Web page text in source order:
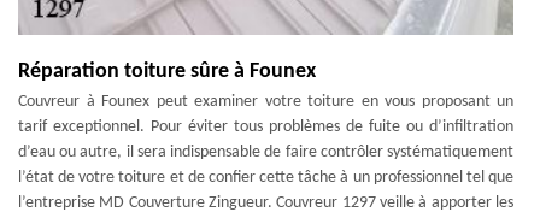
Réparation toiture sûre à Founex
Couvreur à Founex peut examiner votre toiture en vous proposant un
tarif exceptionnel. Pour éviter tous problèmes de fuite ou d’infiltration
d’eau ou autre, il sera indispensable de faire contrôler systématiquement
l’état de votre toiture et de confier cette tâche à un professionnel tel que
l’entreprise MD Couverture Zingueur. Couvreur 1297 veille à apporter les